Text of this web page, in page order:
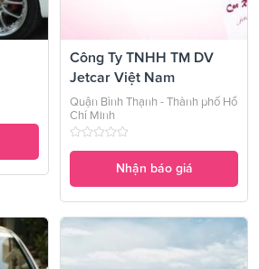
Công Ty TNHH TM DV
Jetcar Việt Nam
Quận Bình Thạnh - Thành phố Hồ
Chí Minh
Nhận báo giá